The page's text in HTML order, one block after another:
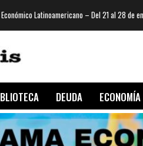
Latinoamericano – Del 21 al 28 de
DEUDA ECONOMÍA